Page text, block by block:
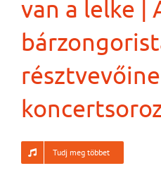
van a lelke |
Tudj meg többet